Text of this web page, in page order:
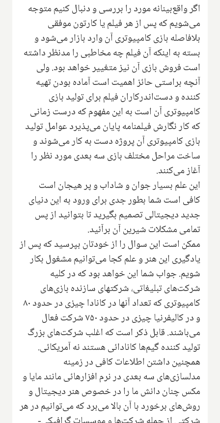
اگر واقع‌بینانه مورد را بررسی و دنبال کنیم متوجه
می‌شویم که پس از هر فیلم یا کارتون موفقی
بلافاصله بازی کامپیوتری آن وارد بازار می‌شود و
بسته به اینکه آن فیلم چه مخاطبی را مد‌نظر داشته
است فروش بازی آن نیز متغییر خواهد بود. ولی
آنچه براستی حائز اهمیت است آماده بودن تهیه
کننده و دست‌اندر‌کاران فیلم برای تولید بازی
کامپیوتری آن است به این مفهوم که درست زمانی
که کار نگارش فیلمنامه پایان می‌پذیرد عوامل تولید
بازی کامپیوتری آن پروژه دست به کار می‌شوند و
ساخت مراحل مختلف بازی سه بعدی مورد نظر را
آغاز می‌کنند.
این علم بسیار جوان و شاداب و پر هیجان است
کافی است شما بطور جدی برای ورود به این دنیای
جدید دیجیتالی تصمیم بگیرید تا بتوانید از پس
تمامی مشکلات شیرین آن برآئید.
ممکن است این سوال را از خودتان بپرسید که پس از
یادگیری این هنر و علم کجا می‌توانیم مشغول بکار
شویم. جواب شما این خواهد بود که در کلیه
شرکت‌های تبلیغاتی، شرکتهای سازنده بازی‌های
کامپیوتری که تعداد آنها در کانادا چیزی در حدود ۸۰
و در کالیفرنیا چیزی در حدود ۷۵۰ شرکت فعال
می‌باشند. قابل ذکر است که اغلب شرکت‌های بزرگ
تولید کننده گیم‌ها کانادائی هستند نه آمریکائی.
همچنین داشتن اطلاعات کافی در زمینه
مدلسازی‌های سه بعدی در نرم افزارهائی مانند مایا و
مکس چنان دانش ما را در خصوص هنر دیجیتال و
روش‌های برخورد با آن بالا می‌برد که می‌توانیم در هر